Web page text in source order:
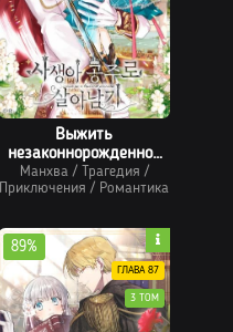
Выжить
незаконнорожденной
принцессой
Манхва/ Трагедия /
Приключения / Романтика
89%
ГЛАВА 87
3 ТОМ